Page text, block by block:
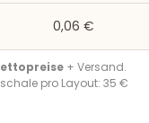
0,06 €
+ Versand.
pro Layout: 35 €